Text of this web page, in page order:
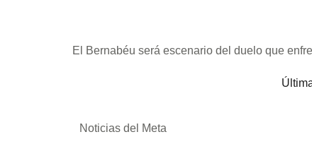
El Bernabéu será escenario del duelo que
Noticias del Meta